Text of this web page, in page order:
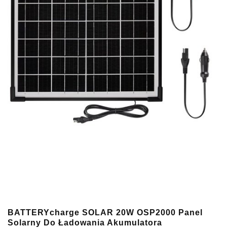
BATTERYcharge SOLAR 20W OSP2000 Panel
Solarny Do Ładowania Akumulatora